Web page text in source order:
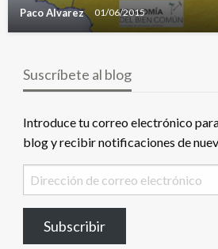
Paco Alvarez 01/06/2015
Suscríbete al blog
Introduce tu correo electrónico
blog y recibir notificaciones de
Dirección
de
electrónico
Subscribir